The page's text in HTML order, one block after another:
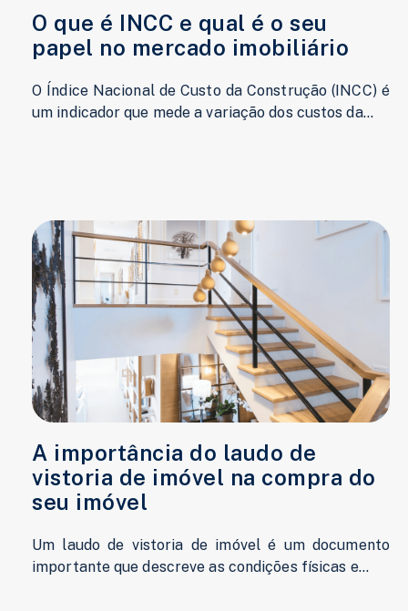
O que é INCC e qual é o seu
papel no mercado imobiliário
O Índice Nacional de Custo da Construção (INCC) é
um indicador que mede a variação dos custos da...
A importância do laudo de
vistoria de imóvel na compra do
seu imóvel
Um laudo de vistoria de imóvel é um documento
importante que descreve as condições físicas e...